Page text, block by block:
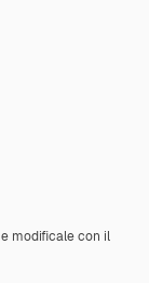
e modificale con il